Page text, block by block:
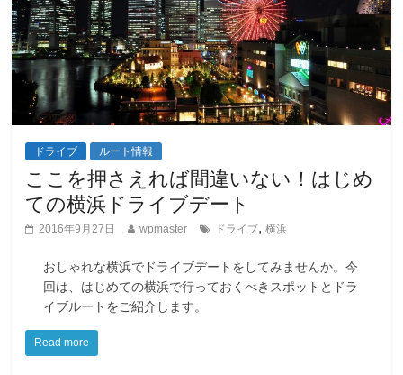
ドライブ ルート情報
ここを押さえれば間違いない！はじめ
ての横浜ドライブデート
2016年9月27日 wpmaster ドライブ,横浜
おしゃれな横浜でドライブデートをしてみませんか。今
回は、はじめての横浜で行っておくべきスポットとドラ
イブルートをご紹介します。
Read more